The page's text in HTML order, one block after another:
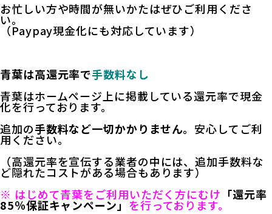
お忙しい方や時間が無いかたはぜひご利用くださ
い。
（Paypay現金化にも対応しています）
青葉は高還元率で手数料なし
青葉はホームページ上に掲載している還元率で現金
化を行っております。
追加の手数料など一切かかりません。 安心してご利
用ください。
（高還元率を宣伝する業者の中には、追加手数料な
ど隠れたコストがある場合もあります）
※ はじめて青葉をご利用いただく方にむけ 「還元率
85％保証キャンペーン」 を行っております。